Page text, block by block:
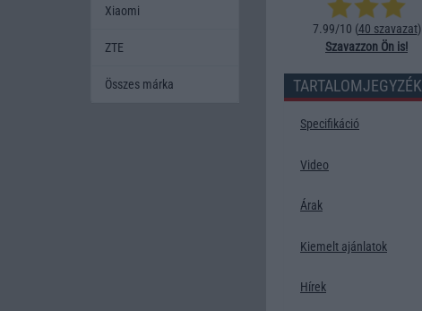
7.99/10 (40 szavazat)
Szavazzon Ön is!
TARTALOMJEGYZÉK
Specifikáció
Video
Árak
Kiemelt ajánlatok
Hírek
Xiaomi
ZTE
Összes márka